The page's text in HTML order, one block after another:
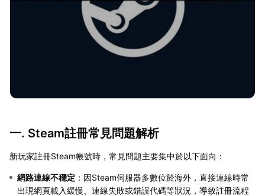
一. Steam註冊常見問題解析
新玩家註冊Steam帳號時，常見問題主要集中於以下面向：
網路連線不穩定 ：因Steam伺服器多數位於海外，直接連線時常
出現網頁載入緩慢、連線失敗或錯誤代碼等狀況，導致註冊流程